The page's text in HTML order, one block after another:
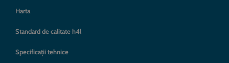
Harta
Standard de calitate h4l
Specificații tehnice